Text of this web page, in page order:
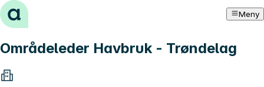
Hopp til innhold Meny
Områdeleder Havbruk - Trøndelag